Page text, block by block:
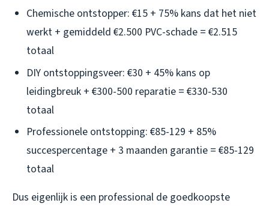
Chemische ontstopper: €15 + 75% kans dat het niet
werkt + gemiddeld €2.500 PVC-schade = €2.515
totaal
DIY ontstoppingsveer: €30 + 45% kans op
leidingbreuk + €300-500 reparatie = €330-530
totaal
Professionele ontstopping: €85-129 + 85%
succespercentage + 3 maanden garantie = €85-129
totaal
Dus eigenlijk is een professional de goedkoopste